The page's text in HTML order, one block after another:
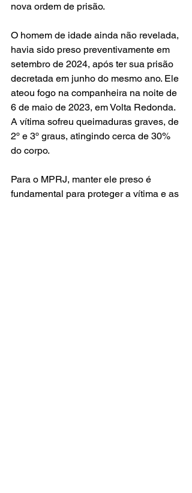
nova ordem de prisão.
O homem de idade ainda não revelada,
havia sido preso preventivamente em
setembro de 2024, após ter sua prisão
decretada em junho do mesmo ano. Ele
ateou fogo na companheira na noite de
6 de maio de 2023, em Volta Redonda.
A vítima sofreu queimaduras graves, de
2º e 3º graus, atingindo cerca de 30%
do corpo.
Para o MPRJ, manter ele preso é
fundamental para proteger a vítima e as